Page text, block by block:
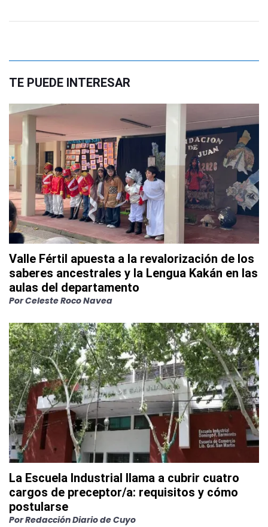
TE PUEDE INTERESAR
Valle Fértil apuesta a la revalorización de los
saberes ancestrales y la Lengua Kakán en las
aulas del departamento
PorCeleste Roco Navea
La Escuela Industrial llama a cubrir cuatro
cargos de preceptor/a: requisitos y cómo
postularse
PorRedacción Diario de Cuyo